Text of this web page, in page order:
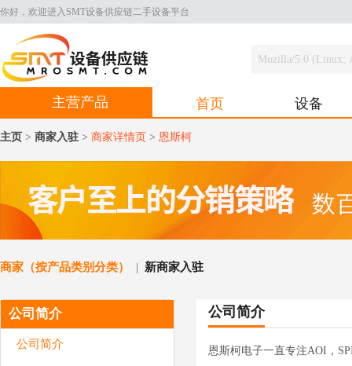
你好，欢迎进入SMT设备供应链二手设备平台
主营产品 首页 设备
主页 > 商家入驻 > 商家详情页 > 恩斯柯
商家（按产品类别分类） 新商家入驻
公司简介
公司简介
公司简介
恩斯柯电子一直专注AOI，